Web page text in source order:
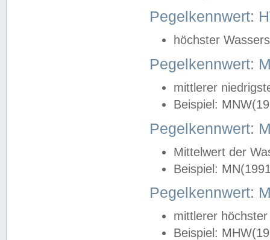
Pegelkennwert:
höchster
Pegelkennwert:
mittlerer
Beispiel:
Pegelkennwert:
Mittelwert der
Beispiel:
Pegelkennwert:
mittlerer
Beispiel: